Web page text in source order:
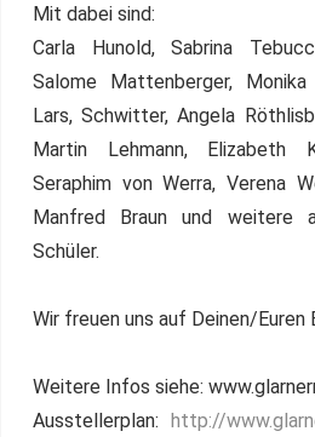
Mit dabei sind:
Carla Hunold, Sabrina
Salome Mattenberger,
Lars, Schwitter, Angela
Martin Lehmann, Elizabeth
Seraphim von Werra, Verena
Manfred Braun und weitere
Schüler.
Wir freuen uns auf Deinen/Euren
Weitere Infos siehe:
Ausstellerplan: http://